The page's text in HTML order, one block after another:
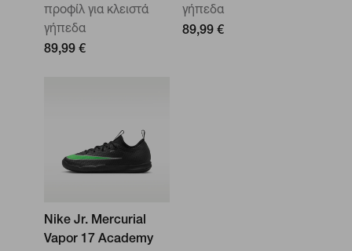
προφίλ για κλειστά
γήπεδα
89,99 €
γήπεδα
89,99 €
Nike Jr. Mercurial
Vapor 17 Academy